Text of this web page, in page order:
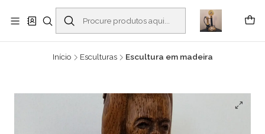
Buscantiguidades - Leilões. Colecionismo e antiguidades em Viana do
Castelo -
Ler mais
Início Esculturas Escultura em madeira